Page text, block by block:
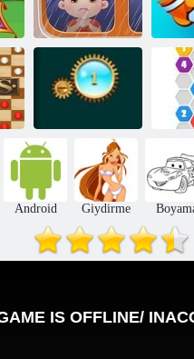
Bebek Hazel:
Babalar Günü
Mücevher
Patlamak
Android Giydirme